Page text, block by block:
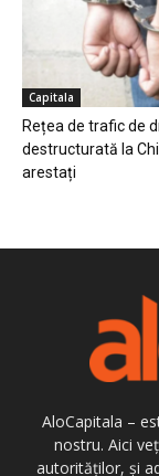
Capitala
Rețea de trafic de
destructurată la
arestați
AloCapitala –
nostru. Aici
autorităților, și